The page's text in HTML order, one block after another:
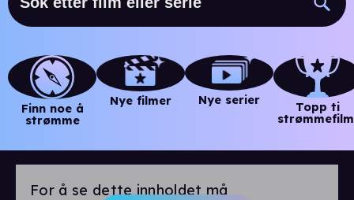
Finn noe å
strømme
Nye filmer Nye serier
Topp ti
For å se dette innholdet må